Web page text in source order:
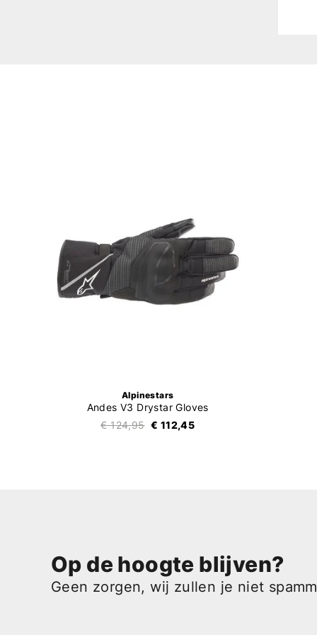
Alpinestars
Andes V3 Drystar Gloves
€ 124,95 € 112,45
Op de hoogte blijven?
Geen zorgen, wij zullen je niet